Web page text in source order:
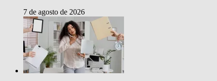
7 de agosto de 2026